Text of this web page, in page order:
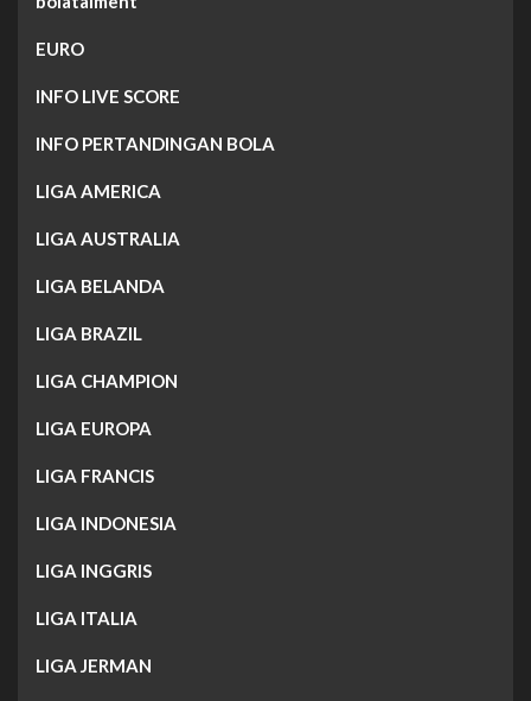
EURO
INFO LIVE SCORE
INFO PERTANDINGAN BOLA
LIGA AMERICA
LIGA AUSTRALIA
LIGA BELANDA
LIGA BRAZIL
LIGA CHAMPION
LIGA EUROPA
LIGA FRANCIS
LIGA INDONESIA
LIGA INGGRIS
LIGA ITALIA
LIGA JERMAN